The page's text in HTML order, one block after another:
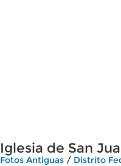
Iglesia de San
Fotos Antiguas / Distrito